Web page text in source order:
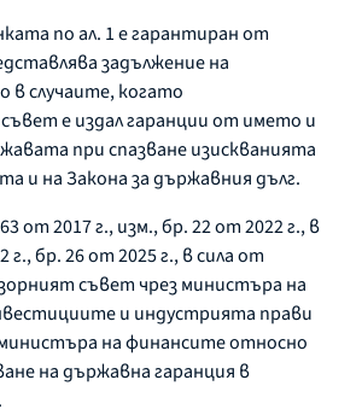
по ал. 1 е гарантиран от
задължение на
случаите, когато
е издал гаранции от името и
при спазване изискванията
и на Закона за държавния дълг.
от 2017 г., изм., бр. 22 от 2022 г., в
г., бр. 26 от 2025 г., в сила от
съвет чрез министъра на
и индустрията прави
на финансите относно
на държавна гаранция в